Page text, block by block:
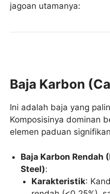
jagoan utamanya:
Baja Karbon
Ini adalah baja yang
Komposisinya dominan
elemen paduan
Baja Karbon Rendah
Steel):
Karakteristik: